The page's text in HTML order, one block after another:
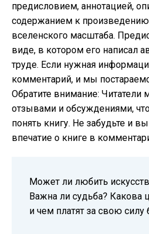
предисловием, аннотацией,
содержанием к
вселенского масштаба.
виде, в котором его написал
труде. Если нужная
комментарий, и мы
Обратите внимание: Читатели
отзывами и обсуждениями,
понять книгу. Не забудьте и
впечатие о книге в
Может ли любить
Важна ли судьба? Какова
и чем платят за свою силу